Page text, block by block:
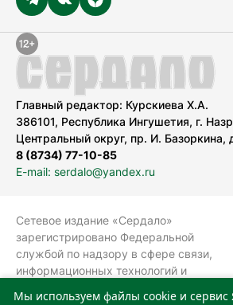
Главный редактор: Курскиева Х.А.
386101, Республика Ингушетия, г.
Центральный округ, пр. И. Базоркина,
8 (8734) 77-10-85
E-mail: serdalo@yandex.ru
Сетевое издание «Сердало»
зарегистрировано Федеральной
службой по надзору в сфере связи,
информационных технологий и
Мы используем файлы cookie и сервис